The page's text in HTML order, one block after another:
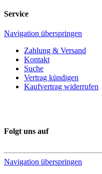
Service
Navigation überspringen
Zahlung & Versand
Kontakt
Suche
Vertrag kündigen
Kaufvertrag widerrufen
Folgt uns auf
Navigation überspringen